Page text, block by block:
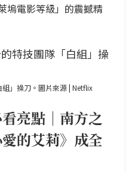
塢電影等級」的震撼精
」操刀。圖片來源 | Netflix
亮點｜南方之
的艾莉》成全